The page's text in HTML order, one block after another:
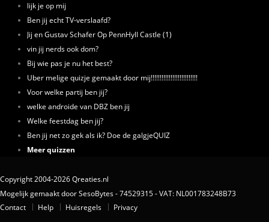
lijk je op mij
Ben jij echt TV-verslaafd?
Jij en Gustav Schafer Op PennHyll Castle (1)
vin jij nerds ook dom?
Bij wie pas je nu het best?
Uber melige quizje gemaakt door mij!!!!!!!!!!!!!!!!!!!!!!!!!!
Voor welke partij ben jij?
welke androide van DBZ ben jij
Welke feestdag ben jij?
Ben jij net zo gek als ik? Doe de galgjeQUIZ
Meer quizzen
Copyright 2004-2026 Qreaties.nl
Mogelijk gemaakt door SesoBytes - 74529315 - VAT: NL001783248B73
Contact
Help Huisregels Privacy